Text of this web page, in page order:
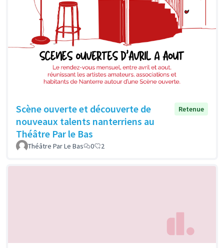
Scène ouverte et découverte de
nouveaux talents nanterriens au
Théâtre Par le Bas
Retenue
Théâtre Par Le Bas 0 2